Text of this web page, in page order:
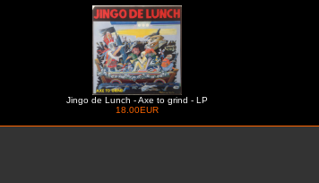
Jingo de Lunch - Axe to grind - LP
18.00EUR